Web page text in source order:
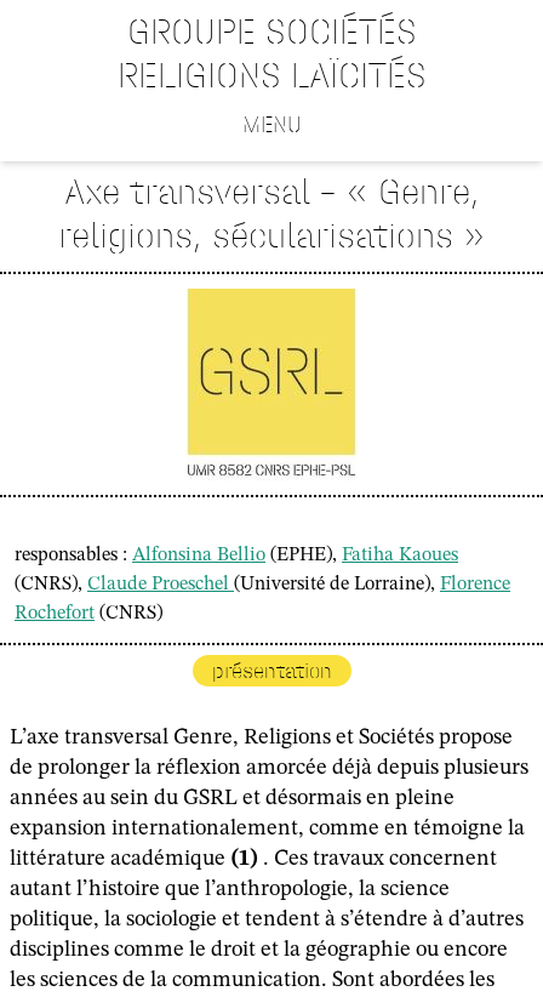
GROUPE SOCIÉTÉS
RELIGIONS LAÏCITÉS
MENU
Axe transversal – « Genre,
religions, sécularisations »
responsables : Alfonsina Bellio (EPHE), Fatiha Kaoues
(CNRS), Claude Proeschel (Université de Lorraine), Florence
Rochefort (CNRS)
présentation
L’axe transversal Genre, Religions et Sociétés propose
de prolonger la réflexion amorcée déjà depuis plusieurs
années au sein du GSRL et désormais en pleine
expansion internationalement, comme en témoigne la
littérature académique (1) . Ces travaux concernent
autant l’histoire que l’anthropologie, la science
politique, la sociologie et tendent à s’étendre à d’autres
disciplines comme le droit et la géographie ou encore
les sciences de la communication. Sont abordées les